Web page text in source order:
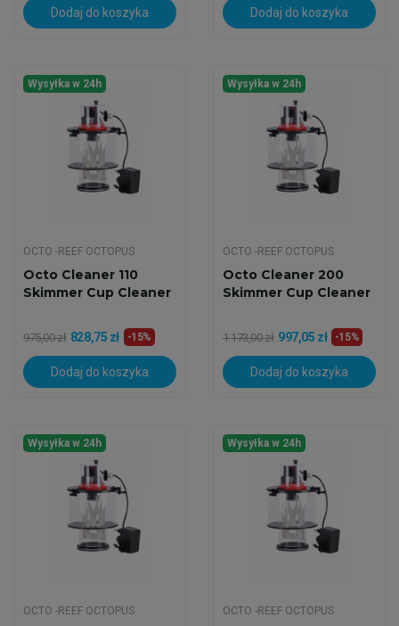
Dodaj do koszyka Dodaj do koszyka
Wysyłka w 24h
OCTO -REEF OCTOPUS
Octo Cleaner 110
Skimmer Cup Cleaner
975,00 zł 828,75 zł -15%
Dodaj do koszyka
Wysyłka w 24h
OCTO -REEF OCTOPUS
Octo Cleaner 200
Skimmer Cup Cleaner
1 173,00 zł 997,05 zł -15%
Dodaj do koszyka
Wysyłka w 24h
OCTO -REEF OCTOPUS
Wysyłka w 24h
OCTO -REEF OCTOPUS